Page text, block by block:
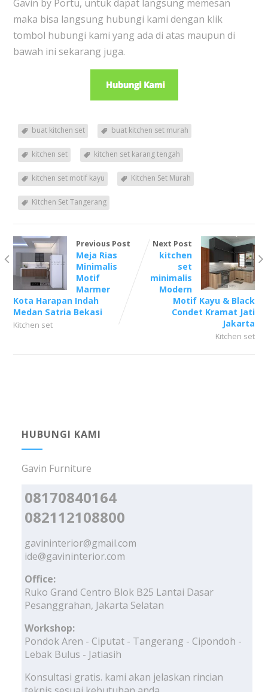
Gavin by Portu, untuk dapat langsung memesan
maka bisa langsung hubungi kami dengan klik
tombol hubungi kami yang ada di atas maupun di
bawah ini sekarang juga.
buat kitchen set buat kitchen set murah
kitchen set kitchen set karang tengah
kitchen set motif kayu Kitchen Set Murah
Kitchen Set Tangerang
Previous Post
Meja Rias
Minimalis
Motif
Marmer
Kota Harapan Indah
Medan Satria Bekasi
Kitchen set
Next Post
kitchen
set
minimalis
Modern
Motif Kayu & Black
Condet Kramat Jati
Jakarta
Kitchen set
HUBUNGI KAMI
Gavin Furniture
08170840164
082112108800
gavininterior@gmail.com
ide@gavininterior.com
Office:
Ruko Grand Centro Blok B25 Lantai Dasar
Pesanggrahan, Jakarta Selatan
Workshop:
Pondok Aren - Ciputat - Tangerang - Cipondoh -
Lebak Bulus - Jatiasih
Konsultasi gratis. kami akan jelaskan rincian